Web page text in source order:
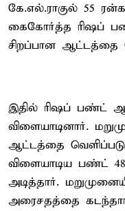
கே.எல்.ராகுல் 55
கைகோர்த்த ரிஷப்
சிறப்பான ஆட்டத்தை
இதில் ரிஷப் பண்ட்
விளையாடினார்.
ஆட்டத்தை
விளையாடிய பண்ட்
அடித்தார்.
அரைசதத்தை